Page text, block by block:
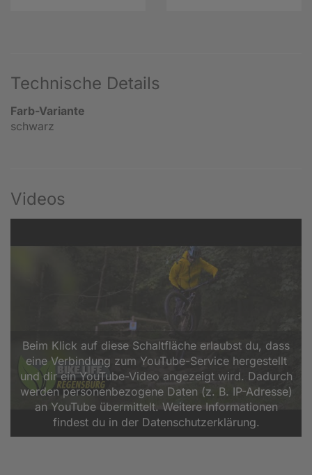
Technische Details
Farb-Variante
schwarz
Videos
Beim Klick auf diese Schaltfläche erlaubst du, dass
eine Verbindung zum YouTube-Service hergestellt
und dir ein YouTube-Video angezeigt wird. Dadurch
werden personenbezogene Daten (z. B. IP-Adresse)
an YouTube übermittelt. Weitere Informationen
findest du in der Datenschutzerklärung.